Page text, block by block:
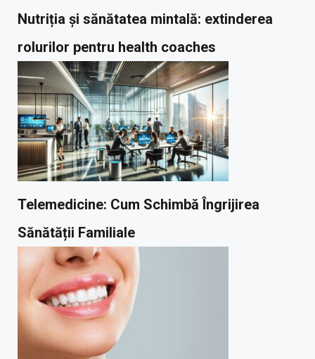
Nutriția și sănătatea mintală: extinderea
rolurilor pentru health coaches
Telemedicine: Cum Schimbă Îngrijirea
Sănătății Familiale